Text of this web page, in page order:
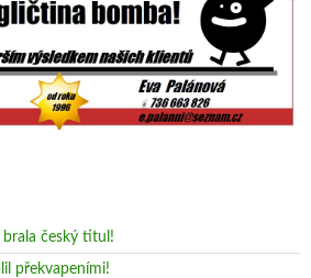
brala český titul!
překvapeními!